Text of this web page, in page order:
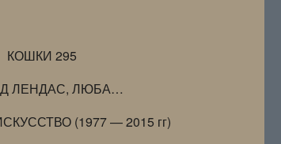
КОШКИ 295
ЛЕНДАС, ЛЮБА…
(1977 — 2015 гг)